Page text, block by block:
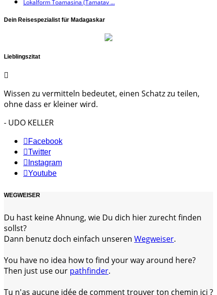
Lokalform Toamasina (Tamatav ...
Dein Reisespezialist für Madagaskar
Lieblingszitat
Wissen zu vermitteln bedeutet, einen Schatz zu teilen,
ohne dass er kleiner wird.
- UDO KELLER
Facebook
Twitter
Instagram
Youtube
WEGWEISER
Du hast keine Ahnung, wie Du dich hier zurecht finden
sollst?
Dann benutz doch einfach unseren Wegweiser.
You have no idea how to find your way around here?
Then just use our pathfinder.
Tu n'as aucune idée de comment trouver ton chemin ici ?